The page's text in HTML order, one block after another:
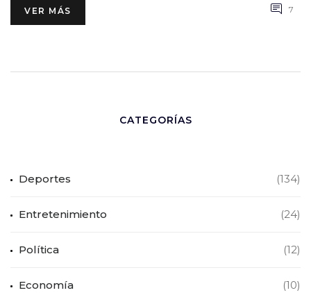
VER MÁS 7
CATEGORÍAS
Deportes (134)
Entretenimiento (24)
Política (12)
Economía (10)